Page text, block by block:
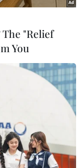
Phú Thọ
The "Relief
You